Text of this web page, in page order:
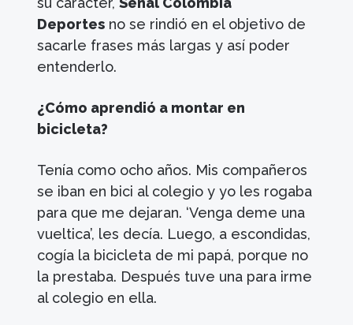
Deportes no se rindió en el objetivo de
sacarle frases más largas y así poder
entenderlo.
¿Cómo aprendió a montar en
bicicleta?
Tenía como ocho años. Mis compañeros
se iban en bici al colegio y yo les rogaba
para que me dejaran. ‘Venga deme una
vueltica’, les decía. Luego, a escondidas,
cogía la bicicleta de mi papá, porque no
la prestaba. Después tuve una para irme
al colegio en ella.